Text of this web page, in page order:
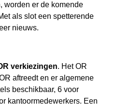
worden er de komende
als slot een spetterende
nieuws.
verkiezingen. Het OR
aftreedt en er algemene
beschikbaar, 6 voor
kantoormedewerkers. Een